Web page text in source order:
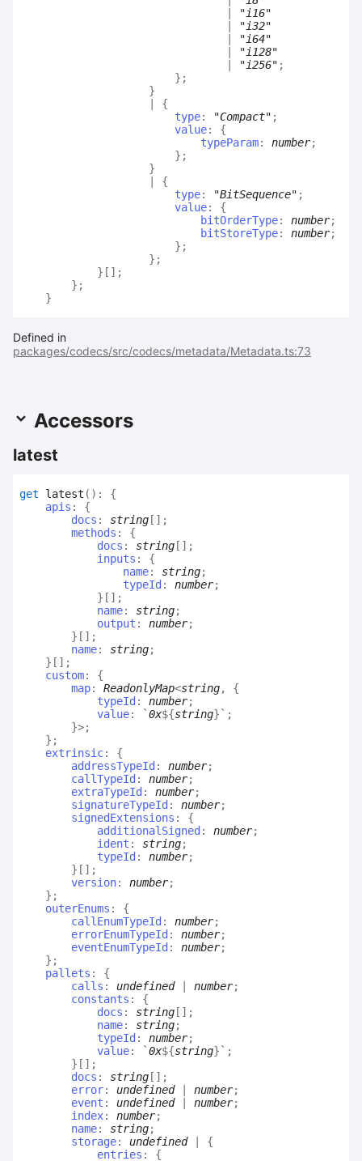
"i16"
"i32"
"i64"
"i128"
"i256" ;
} ;
}
{
type: "Compact" ;
value: {
typeParam: number;
} ;
}
{
type: "BitSequence" ;
value: {
bitOrderType: number;
bitStoreType: number;
} ;
} ;
} [] ;
} ;
}
Defined in
packages/codecs/src/codecs/metadata/Metadata.ts:73
Accessors
latest
get latest ( ) : {
apis : {
docs : string [] ;
methods : {
docs : string [] ;
inputs : {
name: string;
typeId : number;
} [] ;
name: string;
output : number;
} [] ;
name: string;
} [] ;
custom: {
map: ReadonlyMap<string, {
typeId : number;
value: `0x${string} ` ;
}>;
} ;
extrinsic: {
addressTypeId : number;
callTypeId : number;
extraTypeId : number;
signatureTypeId : number;
signedExtensions : {
additionalSigned : number;
ident : string;
typeId : number;
} [] ;
version: number;
} ;
outerEnums : {
callEnumTypeId : number;
errorEnumTypeId : number;
eventEnumTypeId : number;
} ;
pallets : {
calls : undefined| number;
constants : {
docs : string [] ;
name: string;
typeId : number;
value: `0x${string} ` ;
} [] ;
docs : string [] ;
error: undefined| number;
event : undefined| number;
index: number;
name: string;
storage: undefined| {
entries : {